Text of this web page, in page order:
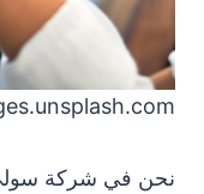
نحن في شركة